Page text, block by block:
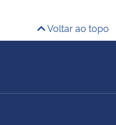
Voltar ao topo